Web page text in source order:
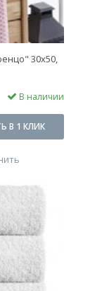
30х50,
В наличии
В 1 КЛИК